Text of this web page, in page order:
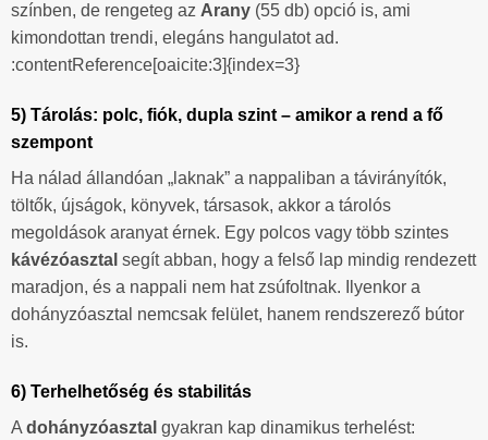
színben, de rengeteg az Arany (55 db) opció is, ami
kimondottan trendi, elegáns hangulatot ad.
:contentReference[oaicite:3]{index=3}
5) Tárolás: polc, fiók, dupla szint – amikor a rend a fő
szempont
Ha nálad állandóan „laknak” a nappaliban a távirányítók,
töltők, újságok, könyvek, társasok, akkor a tárolós
megoldások aranyat érnek. Egy polcos vagy több szintes
kávézóasztal segít abban, hogy a felső lap mindig rendezett
maradjon, és a nappali nem hat zsúfoltnak. Ilyenkor a
dohányzóasztal nemcsak felület, hanem rendszerező bútor
is.
6) Terhelhetőség és stabilitás
A dohányzóasztal gyakran kap dinamikus terhelést: